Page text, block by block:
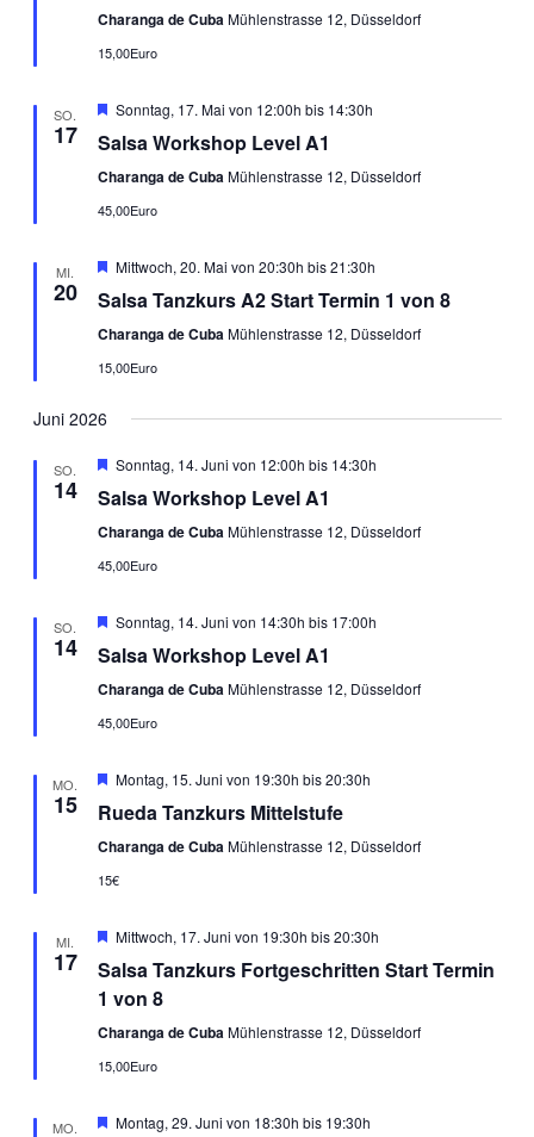
Charanga de CubaMühlenstrasse 12, Düsseldorf
15,00Euro
SO.
17
Empfohlen
Sonntag, 17. Mai von 12:00h bis 14:30h
Salsa Workshop Level A1
Charanga de CubaMühlenstrasse 12, Düsseldorf
45,00Euro
MI.
20
Empfohlen
Mittwoch, 20. Mai von 20:30h bis21:30h
Salsa Tanzkurs A2 Start Termin 1 von 8
Charanga de CubaMühlenstrasse 12, Düsseldorf
15,00Euro
Juni 2026
SO.
14
Empfohlen
Sonntag, 14. Juni von 12:00h bis 14:30h
Salsa Workshop Level A1
Charanga de CubaMühlenstrasse 12, Düsseldorf
45,00Euro
SO.
14
Empfohlen
Sonntag, 14. Juni von 14:30h bis 17:00h
Salsa Workshop Level A1
Charanga de CubaMühlenstrasse 12, Düsseldorf
45,00Euro
MO.
15
Empfohlen
Montag, 15. Juni von 19:30h bis20:30h
Rueda Tanzkurs Mittelstufe
Charanga de CubaMühlenstrasse 12, Düsseldorf
15€
MI.
17
Empfohlen
Mittwoch, 17. Juni von 19:30h bis20:30h
Salsa Tanzkurs Fortgeschritten Start Termin
1 von 8
Charanga de CubaMühlenstrasse 12, Düsseldorf
15,00Euro
MO. Empfohlen
Montag, 29. Juni von 18:30h bis 19:30h